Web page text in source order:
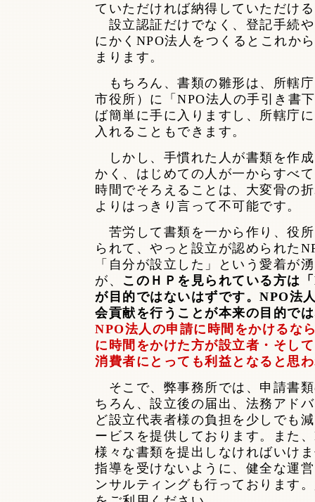
ていただければ納得していただけ
設立認証だけでなく、登記手続
にかくNPO法人をつくるとこれか
まります。
もちろん、書類の雛形は、所轄
市役所）に「NPO法人の手引き書
ば簡単に手に入りますし、所轄庁
入れることもできます。
しかし、手慣れた人が書類を作
かく、はじめての人が一からすべ
時間でそろえることは、大変骨の
よりはっきり言って不可能です。
苦労して書類を一から作り、役
られて、やっと設立が認められた
「自分が設立した」という愛着が
が、 このＨＰを見られている方は
が目的ではないはずです。NPO法
会貢献を行うことが本来の目的で
NPO法人の申請に時間をかけるな
に時間をかけた方が設立者・そし
消費者にとっても利益となると思
そこで、弊事務所では、申請書
ちろん、設立後の届出、法務アド
ど設立代表者様の負担を少しでも
ービスを提供しております。また
様々な書類を提出しなければいけ
指導を受けないように、健全な運
ンサルティングも行っております